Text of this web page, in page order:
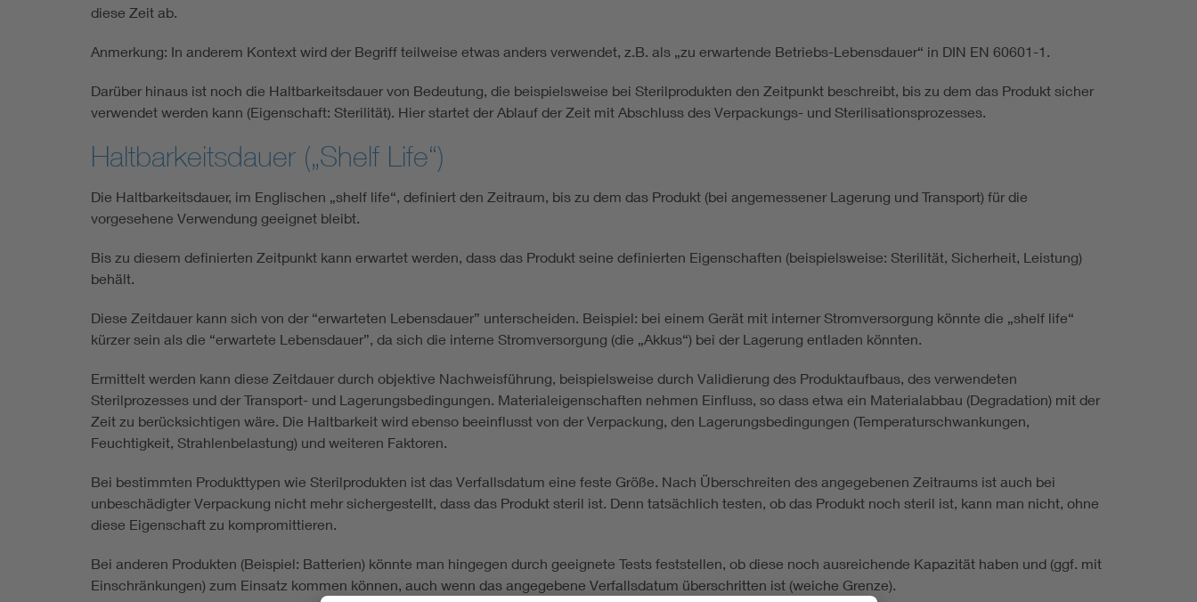
diese Zeit ab.
Anmerkung: In anderem Kontext wird der Begriff teilweise etwas anders verwendet, z.B. als „zu erwartende Betriebs-Lebensdauer“ in DIN EN 60601-1.
Darüber hinaus ist noch die Haltbarkeitsdauer von Bedeutung, die beispielsweise bei Sterilprodukten den Zeitpunkt beschreibt, bis zu dem das Produkt sicher
verwendet werden kann (Eigenschaft: Sterilität). Hier startet der Ablauf der Zeit mit Abschluss des Verpackungs- und Sterilisationsprozesses.
Haltbarkeitsdauer („Shelf Life“)
Die Haltbarkeitsdauer, im Englischen „shelf life“, definiert den Zeitraum, bis zu dem das Produkt (bei angemessener Lagerung und Transport) für die
vorgesehene Verwendung geeignet bleibt.
Bis zu diesem definierten Zeitpunkt kann erwartet werden, dass das Produkt seine definierten Eigenschaften (beispielsweise: Sterilität, Sicherheit, Leistung)
behält.
Diese Zeitdauer kann sich von der “erwarteten Lebensdauer” unterscheiden. Beispiel: bei einem Gerät mit interner Stromversorgung könnte die „shelf life“
kürzer sein als die “erwartete Lebensdauer”, da sich die interne Stromversorgung (die „Akkus“) bei der Lagerung entladen könnten.
Ermittelt werden kann diese Zeitdauer durch objektive Nachweisführung, beispielsweise durch Validierung des Produktaufbaus, des verwendeten
Sterilprozesses und der Transport- und Lagerungsbedingungen. Materialeigenschaften nehmen Einfluss, so dass etwa ein Materialabbau (Degradation) mit der
Zeit zu berücksichtigen wäre. Die Haltbarkeit wird ebenso beeinflusst von der Verpackung, den Lagerungsbedingungen (Temperaturschwankungen,
Feuchtigkeit, Strahlenbelastung) und weiteren Faktoren.
Bei bestimmten Produkttypen wie Sterilprodukten ist das Verfallsdatum eine feste Größe. Nach Überschreiten des angegebenen Zeitraums ist auch bei
unbeschädigter Verpackung nicht mehr sichergestellt, dass das Produkt steril ist. Denn tatsächlich testen, ob das Produkt noch steril ist, kann man nicht, ohne
diese Eigenschaft zu kompromittieren.
Bei anderen Produkten (Beispiel: Batterien) könnte man hingegen durch geeignete Tests feststellen, ob diese noch ausreichende Kapazität haben und (ggf. mit
Einschränkungen) zum Einsatz kommen können, auch wenn das angegebene Verfallsdatum überschritten ist (weiche Grenze).